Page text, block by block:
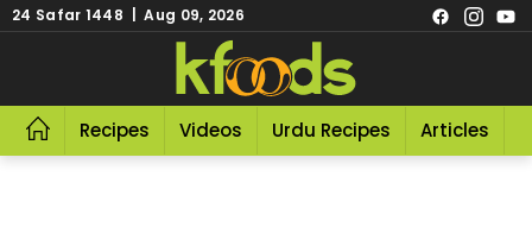
24 Safar 1448 | Aug 09, 2026
Recipes Videos Urdu Recipes Articles